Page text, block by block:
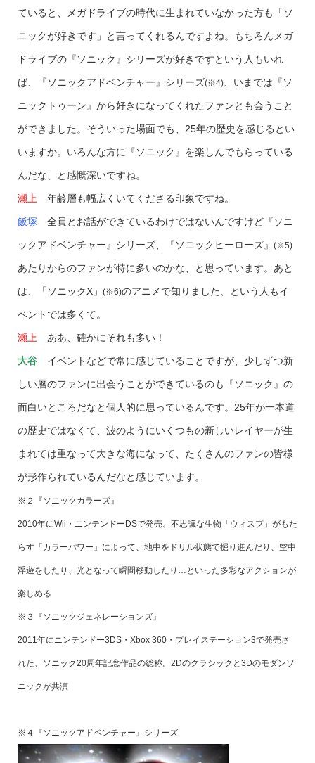
ていると、メガドライブの時代に生まれていなかった方も「ソ
ニックが好きです」と言ってくれるんですよね。もちろんメガ
ドライブの『ソニック』シリーズが好きですという人もいれ
ば、『ソニックアドベンチャー』シリーズ(※4)、いまでは『ソ
ニックトゥーン』から好きになってくれたファンとも会うこと
ができました。そういった場面でも、25年の歴史を感じるとい
いますか。いろんな方に『ソニック』を楽しんでもらっている
んだな、と感慨深いですね。
瀬上年齢層も幅広くいてくださる印象ですね。
飯塚全員とお話ができているわけではないんですけど『ソニ
ックアドベンチャー』シリーズ、『ソニックヒーローズ』 (※5)
あたりからのファンが特に多いのかな、と思っています。あと
は、「ソニックX」 (※6)のアニメで知りました、という人もイ
ベントでは多くて。
瀬上ああ、確かにそれも多い！
大谷イベントなどで常に感じていることですが、少しずつ新
しい層のファンに出会うことができているのも『ソニック』の
面白いところだなと個人的に思っているんです。25年が一本道
の歴史ではなくて、波のようにいくつもの新しいレイヤーが生
まれては重なって大きな海になって、たくさんのファンの皆様
が形作られているんだなと感じています。
※２『ソニックカラーズ』
2010年にWii・ニンテンドーDSで発売。不思議な生物「ウィスプ」がもた
らす「カラーパワー」によって、地中をドリル状態で掘り進んだり、空中
浮遊をしたり、光となって瞬間移動したり…といった多彩なアクションが
楽しめる
※３『ソニックジェネレーションズ』
2011年にニンテンドー3DS・Xbox 360・プレイステーション3で発売さ
れた、ソニック20周年記念作品の総称。2Dのクラシックと3Dのモダンソ
ニックが共演
※４『ソニックアドベンチャー』シリーズ